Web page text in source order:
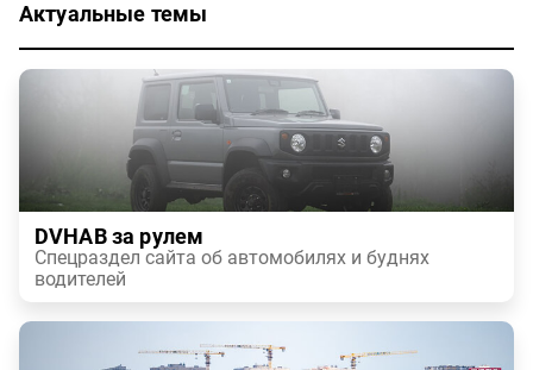
Актуальные темы
DVHAB за рулем
Спецраздел сайта об автомобилях и буднях
водителей